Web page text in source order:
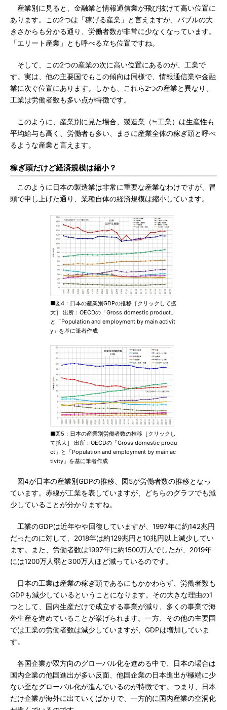
産業別に見ると、金融業と情報通信業が飛び抜けて高い位置に
あります。この2つは「稼げる産業」と言えますが、バブルの大
きさからも分かる通り、労働者数が非常に少なくなっています。
「エリート産業」とも呼べる立ち位置ですね。
そして、この2つの産業の次に高い位置にあるのが、工業で
す。実は、他の主要国でもこの傾向は同様で、情報通信業や金融
業に次ぐ位置にあります。しかも、これら2つの産業と異なり、
工業は労働者数も多い点が特徴です。
このように、産業別に見た場合、製造業（≒工業）は生産性も
平均給与も高く、労働者も多い、まさに産業全体の稼ぎ頭と呼べ
るような産業と言えます。
稼ぎ頭だけど経済規模は縮小？
このように日本の製造業は非常に重要な産業なわけですが、冒
頭で申し上げた通り、業種自体の経済規模は縮小しています。
■図4：日本の産業別GDPの推移［クリックして拡
大］ 出所：OECDの「Gross domestic product」
と「Population and employment by main activit
y」を基に筆者作成
■図5：日本の産業別労働者数の推移［クリックし
て拡大］ 出所：OECDの「Gross domestic produ
ct」と「Population and employment by main ac
tivity」を基に筆者作成
図4が日本の産業別GDPの推移、図5が労働者数の推移となっ
ています。赤線が工業を表していますが、どちらのグラフでも減
少していることが分かりますね。
工業のGDPは近年やや回復していますが、1997年に約142兆円
だったのに対して、2018年は約129兆円と10兆円以上減少してい
ます。また、労働者数は1997年に約1500万人でしたが、2019年
には1200万人弱と300万人ほど減っているのです。
日本の工業は産業の稼ぎ頭であるにもかかわらず、労働者数も
GDPも減少しているということになります。その大きな理由の1
つとして、国内生産だけで成立する事業が減り、多くの事業で海
外生産を進めていることが挙げられます。一方、その他の主要国
では工業の労働者数は減少していますが、GDPは増加していま
す。
各国企業が双方向のグローバル化を進める中で、日本の場合は
国内企業の他国進出が多い反面、他国企業の日本進出が極端に少
ない歪なグローバル化が進んでいるのが特徴です。つまり、日本
だけ企業が海外に出ていくばかりで、一方的に国内産業の空洞化